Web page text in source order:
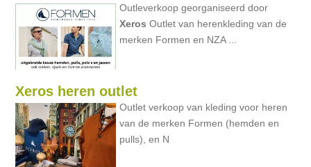
Outleverkoop georganiseerd door
Xeros Outlet van herenkleding van de
merken Formen en NZA ...
Xeros heren outlet
Outlet verkoop van kleding voor heren
van de merken Formen (hemden en
pulls), en N